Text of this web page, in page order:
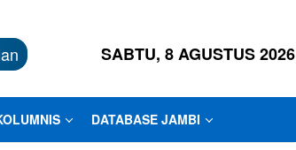
SABTU, 8 AGUSTUS 2026
DATABASE JAMBI